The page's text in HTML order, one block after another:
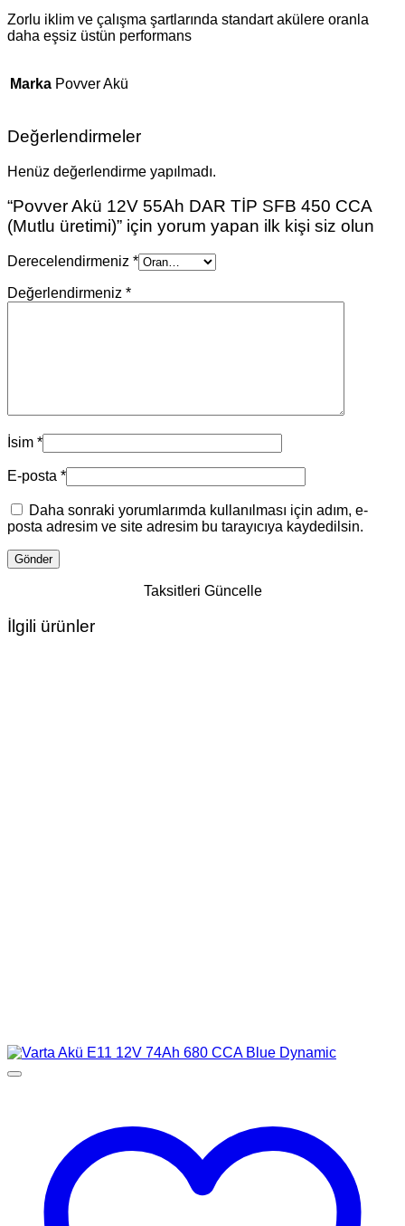
Zorlu iklim ve çalışma şartlarında standart akülere oranla
daha eşsiz üstün performans
Marka Povver Akü
Değerlendirmeler
Henüz değerlendirme yapılmadı.
“Povver Akü 12V 55Ah DAR TİP SFB 450 CCA
(Mutlu üretimi)” için yorum yapan ilk kişi siz olun
Derecelendirmeniz *
Değerlendirmeniz *
İsim *
E-posta *
Daha sonraki yorumlarımda kullanılması için adım, e-
posta adresim ve site adresim bu tarayıcıya kaydedilsin.
Taksitleri Güncelle
İlgili ürünler